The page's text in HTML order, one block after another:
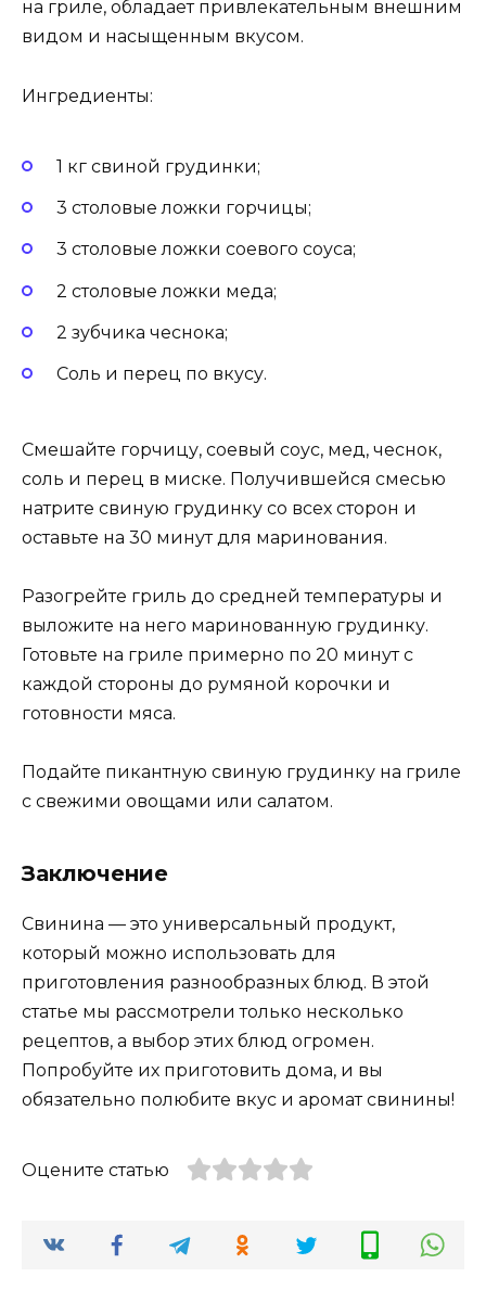
на гриле, обладает привлекательным внешним
видом и насыщенным вкусом.
Ингредиенты:
1 кг свиной грудинки;
3 столовые ложки горчицы;
3 столовые ложки соевого соуса;
2 столовые ложки меда;
2 зубчика чеснока;
Соль и перец по вкусу.
Смешайте горчицу, соевый соус, мед, чеснок,
соль и перец в миске. Получившейся смесью
натрите свиную грудинку со всех сторон и
оставьте на 30 минут для маринования.
Разогрейте гриль до средней температуры и
выложите на него маринованную грудинку.
Готовьте на гриле примерно по 20 минут с
каждой стороны до румяной корочки и
готовности мяса.
Подайте пикантную свиную грудинку на гриле
с свежими овощами или салатом.
Заключение
Свинина — это универсальный продукт,
который можно использовать для
приготовления разнообразных блюд. В этой
статье мы рассмотрели только несколько
рецептов, а выбор этих блюд огромен.
Попробуйте их приготовить дома, и вы
обязательно полюбите вкус и аромат свинины!
Оцените статью